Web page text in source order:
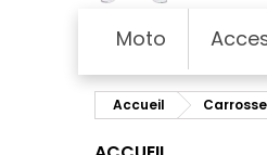
Moto
Accueil